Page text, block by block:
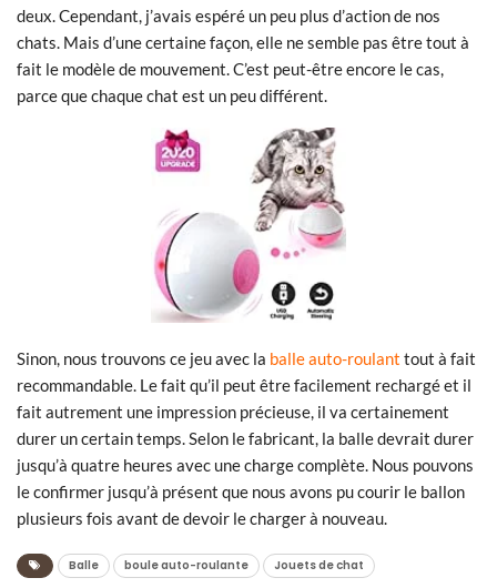
deux. Cependant, j’avais espéré un peu plus d’action de nos
chats. Mais d’une certaine façon, elle ne semble pas être tout à
fait le modèle de mouvement. C’est peut-être encore le cas,
parce que chaque chat est un peu différent.
Sinon, nous trouvons ce jeu avec la balle auto-roulant tout à fait
recommandable. Le fait qu’il peut être facilement rechargé et il
fait autrement une impression précieuse, il va certainement
durer un certain temps. Selon le fabricant, la balle devrait durer
jusqu’à quatre heures avec une charge complète. Nous pouvons
le confirmer jusqu’à présent que nous avons pu courir le ballon
plusieurs fois avant de devoir le charger à nouveau.
Balle boule auto-roulante Jouets de chat